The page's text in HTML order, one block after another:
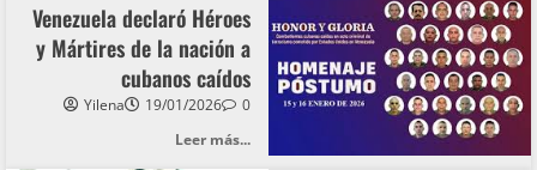
Venezuela declaró Héroes
y Mártires de la nación a
cubanos caídos
Yilena 19/01/2026
0
Leer más...